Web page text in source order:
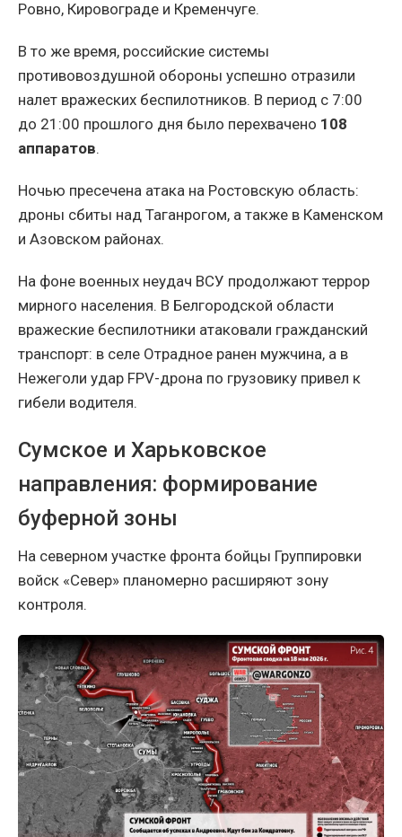
Ровно, Кировограде и Кременчуге.
В то же время, российские системы
противовоздушной обороны успешно отразили
налет вражеских беспилотников. В период с 7:00
до 21:00 прошлого дня было перехвачено 108
аппаратов.
Ночью пресечена атака на Ростовскую область:
дроны сбиты над Таганрогом, а также в Каменском
и Азовском районах.
На фоне военных неудач ВСУ продолжают террор
мирного населения. В Белгородской области
вражеские беспилотники атаковали гражданский
транспорт: в селе Отрадное ранен мужчина, а в
Нежеголи удар FPV-дрона по грузовику привел к
гибели водителя.
Сумское и Харьковское
направления: формирование
буферной зоны
На северном участке фронта бойцы Группировки
войск «Север» планомерно расширяют зону
контроля.